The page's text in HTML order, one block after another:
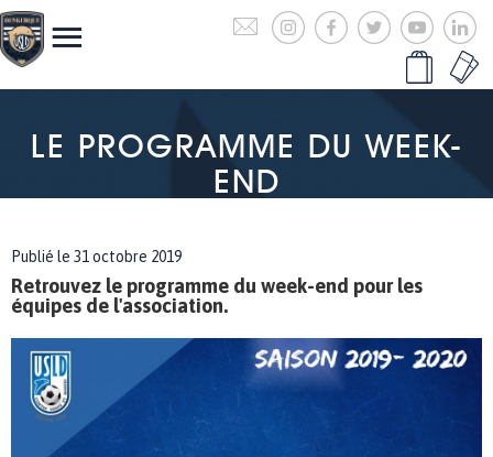
LE PROGRAMME DU WEEK-
END
Publié le 31 octobre 2019
Retrouvez le programme du week-end pour les
équipes de l'association.